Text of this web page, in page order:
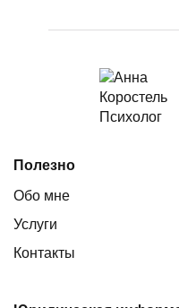
Полезно
Обо мне
Услуги
Контакты